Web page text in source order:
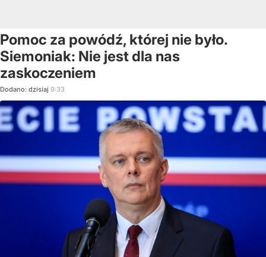
Pomoc za powódź, której nie było.
Siemoniak: Nie jest dla nas
zaskoczeniem
Dodano: dzisiaj 9:33